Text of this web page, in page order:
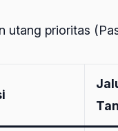
utang prioritas